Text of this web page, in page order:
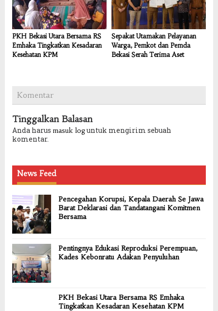
PKH Bekasi Utara Bersama RS
Emhaka Tingkatkan Kesadaran
Kesehatan KPM
Sepakat Utamakan Pelayanan
Warga, Pemkot dan Pemda
Bekasi Serah Terima Aset
Komentar
Tinggalkan Balasan
Anda harus masuk loguntuk mengirim sebuah
komentar.
News Feed
Pencegahan Korupsi, Kepala Daerah Se Jawa
Barat Deklarasi dan Tandatangani Komitmen
Bersama
Pentingnya Edukasi Reproduksi Perempuan,
Kades Kebonratu Adakan Penyuluhan
PKH Bekasi Utara Bersama RS Emhaka
Tingkatkan Kesadaran Kesehatan KPM